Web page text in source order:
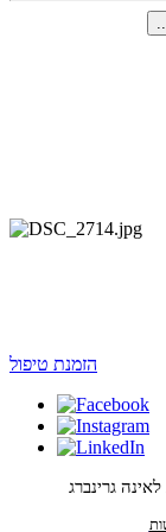
הזמנת טיפול
גרינברג